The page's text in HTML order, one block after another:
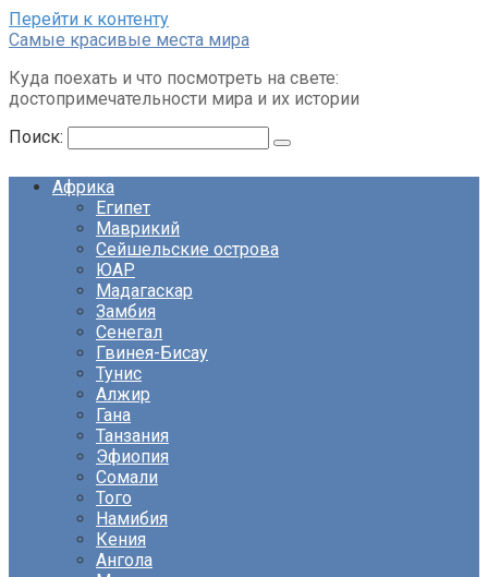
Перейти к контенту
Cамые красивые места мира
Куда поехать и что посмотреть на свете:
достопримечательности мира и их истории
Поиск:
Африка
Египет
Маврикий
Сейшельские острова
ЮАР
Мадагаскар
Замбия
Сенегал
Гвинея-Бисау
Тунис
Алжир
Гана
Танзания
Эфиопия
Сомали
Того
Намибия
Кения
Ангола